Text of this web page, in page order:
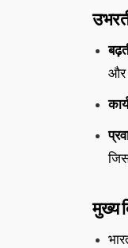
और
मुख्य